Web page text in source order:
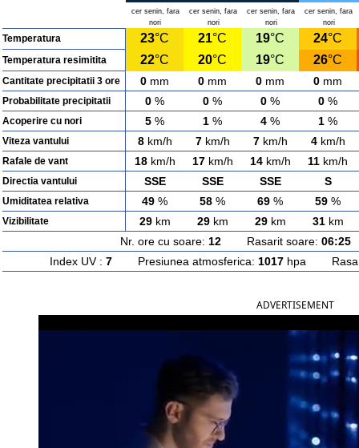
cer senin, fara
nori
cer senin, fara
nori
cer senin, fara
nori
cer senin, fara
nori
Temperatura 23°C 21°C 19°C 24°C
Temperatura resimitita 22°C 20°C 19°C 26°C
Cantitate precipitatii 3 ore 0 mm 0 mm 0 mm 0 mm
Probabilitate precipitatii 0 % 0 % 0 % 0 %
Acoperire cu nori 5 % 1 % 4 % 1 %
Viteza vantului 8km/h 7km/h 7km/h 4km/h
Rafale de vant 18km/h 17km/h 14km/h 11 km/h
Directia vantului SSE SSE SSE S
Umiditatea relativa 49 % 58 % 69 % 59 %
Vizibilitate 29km 29km 29km 31km
Nr. ore cu soare: 12Rasarit soare: 06:25
Index UV : 7Presiunea atmosferica: 1017hpa
ADVERTISEMENT